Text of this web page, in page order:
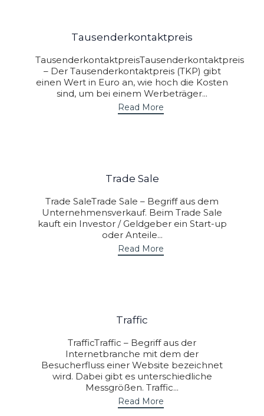
Tausenderkontaktpreis
TausenderkontaktpreisTausenderkontaktpreis
– Der Tausenderkontaktpreis (TKP) gibt
einen Wert in Euro an, wie hoch die Kosten
sind, um bei einem Werbeträger...
Read More
Trade Sale
Trade SaleTrade Sale – Begriff aus dem
Unternehmensverkauf. Beim Trade Sale
kauft ein Investor / Geldgeber ein Start-up
oder Anteile...
Read More
Traffic
TrafficTraffic – Begriff aus der
Internetbranche mit dem der
Besucherfluss einer Website bezeichnet
wird. Dabei gibt es unterschiedliche
Messgrößen. Traffic...
Read More